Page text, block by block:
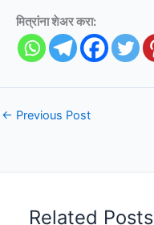
मित्रांना शेअर करा:
← Previous Post
Related Posts